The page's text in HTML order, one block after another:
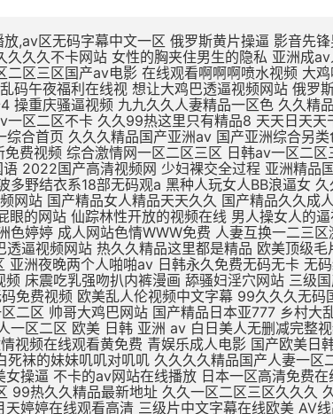
,av区无码字幕中文一区 俄罗斯黄片操逼 影音先锋男人站 精品无码av人妻受辱系列 性奴公司之调教晶晶小说 扒开女人屄再插鸡巴视频 黑鸡巴操老骚逼 狂操东北农村人妻三级片 av无码久久久久久不卡网站 女性的胸夹住男生的隐私 亚洲成av人片在线不卡 国产小视频免费在线观看 美女被大鸡吧操插操插日 亚洲综合国产精品第一页 性久久久久久久 性色av一区二区三区夜夜 一区二区三区国产av电影 在线观看啊啊啊喷水视频 大鸡吧视频免费 日本XXXX视频免费看 国产精品无码三级片视频 涩涩视频www88AV 日本阿v片一区二区三区 欧美一区三区日韩版夜黑 国产乱码午夜福利在线视 想让大鸡巴透逼视频网站 俄罗斯女人的性生活视频 高潮毛片无遮挡免费高清 69黄在线看片免费视频 dxj在线视频免费观看 久热这里只精品99国产6 一本大道一卡2卡三卡4 操重庆骚逼视频 九九久久人妻精品一区色 久久精品一区二区二三区 天天啪天天操天天干天天日 做床爱视频真无遮挡免费 国产大学生午夜视频网站 亚州一区二区五码在线观看 久久中文字av一区二区不卡 久久99热这里只有精品8 天天日天天干天天操夜夜爽 国产不卡高清视频在线观看 老色鬼精品视频在线播放 91扒开骚逼被大鸡八操 四虎影视无码永久免费看 国产亚洲精品第一综合首页 久久久精品国产亚洲av 国产亚洲综合另类色专区 国产日韩欧美一区二区三区 九九免费精品视频在这里 亚洲 欧洲 小说 自拍 日韩AV第二页 啊啊啊插给我射进来视频 国产乱子伦最新免费视频 综合激情网一区二区三区 日韩av一区二区三区电影 啊啊啊鸡巴操我好爽视频 国产成人精品午夜福利软件 无遮挡高潮国产免费观看 国产av精品国语对白国产 国产最爽的乱淫视频国语 2022国产高清视频网 少妇裸交全过程 亚洲精品国产精华液 精品无av人妻受辱系列 97人人模人人爽人人喊网 中字幕视频在线永久在线 男人插女人骚视频988 国产三级精品三级在线专1 波多野结衣系18部无码观a 黑种人玩女人BB浪逼女 久久亚洲精品中文字幕 一区二区三区国产中文字幕 亚洲综合激情六月婷婷色 黑森林尤物精品∧v导航 插大胸美女逼逼 成年美女黄色搞鸡视频网站 国产精品女人精品天天久久 国产精品久久成人网站 无码刺激a片短视频 欧美日韩一区二区三区影院 蜜臀av福利无码一二三 av不卡一区二区在线观看 精品一区二区无av 男生插进女神屁眼的网站 仙踪林性开放的视频在线 男人操女人的逼视频网站 美女视频在线观看免费观看 亚洲欧美日韩在线精品一区 大鸡巴插入小姨妹B视频 黑色丝袜无码中中文字幕 久久精品国产精品亚洲色婷婷 成人网站色情WWW免费 人妻互换一二三区激情视频 国产麻豆一二区在线观看 xxxxx尤物在线一区 久久久久久久久公牛影视 朝鲜美女黑毛bbw 久久婷婷五月综合色首页 想让大鸡巴透逼视频网站 热久久精品这里都是精品 欧美顶级毛片在线播放 国产成人久久久精品品牌 国产精品久久久久久久密月 亚洲国产精品热久久最新 亚洲av无一区二区三区 亚洲va熟妇自拍无码区 亚洲夜晚两个人啪啪av 日韩永久免费无码无卡 无码绝顶敏感痉挛抽搐潮喷 69堂成人精品免费视频 国产酒店大学生情侣宾馆 大鸡巴操无毛女视频观看 日本五级伦理片 欧美成人网在线综合视频 床震吃乳强吻扒内裤漫画 舔骚妇淫穴网站 三级国产精品久久久99 国产手机在线αⅴ片无码 精品老司机在线视频香蕉 国产日韩欧美久久一区二区 日本网站一区二区三区四区 两人爽爽爽无码免费视频 欧美乱人伦视频中文字幕 99久久久无码国产精品免费 91精品一区二区三区免费 哈好舒服哈好不要的视频 青青草伊人免费在线观看 又色又爽又黄的视频人妻 日韩午夜精品视频一区二区 帅哥大鸡巴网站 国产精品日本亚777 乡村大乱纶肥水不外流v 欧美日韩国产成人高清视频 日韩少妇一级片在线观看 亚洲熟妇乱女区二区三区 自拍偷拍 视频一区二区 欧美亚洲国产成人一区二区 欧美 日韩 亚洲 av 白日美人无删减完整视频 69堂成人精品免费视频 jzzijzzij亚洲成熟少妇 啊啊啊别插进去啊啊视频 某某电视剧在线观看全集免费播放 久久久久久久亚洲精品9 激情视频在线观看黄免费 青娱乐成人电影 国产欧美日韩一区二区三 非洲超级大黑吊高清日逼 偷窥厕所aaaaaa片偷窥 波多野结av无码 精品国产三级大全在线观看 亚洲精品一区二区高清在线 白死袜的妹妹叽叽对叽叽 久久久久精品国产人妻一区二区 中文字幕人妻熟人妻熟丝 欧美日韩一区二区三区五区 北京美女肏屄视 女同一区二区三区不卡免费 日韩美女大学生操逼视频 大奶子美女操逼 不卡的av网站在线播放 日本一区高清免费在线观看 欧美性生活日本少妇人妻 丁香婷婷亚洲六月综合色 凌晨与午夜的距离电影日本 浮力影院最新地址路线1 国产一区欧美一区日韩一区 99热久久精品最新地址 久久一区二区三区久久久 久草视频在线这里只有精品 国产亚洲欧美日韩在线一区 你懂的在线视频亚洲国产 中文字幕熟人丝袜人妻痴汉 校春色亚洲激情制服诱惑 五月天婷婷在线观看高清 三级片中文字幕在线欧美 AV线高清无码系列网站 久久国产高清伦理久久一 男人爆插女人逼免费观看 干浪叫老婆免费视频对白 h版欧美一区二区三区四区 麻豆国产av超爽剧情系列 久久精品www 91精品91久久777 精品国产高清在线看国产 五月天天天开心激情网站 日本做受高潮好舒服视频 日韩人妻无码精品无码中文字幕 国产古代皇宫一级a毛片 又色又爽又黄的吃奶视频 在线免费h视频 末成年女av片一区二区 亚洲精品中文字幕乱码三区 医生H湿透纯肉放荡文 制服丝袜天堂网在线观看 伊人精品影院一本到综合 黄色资源网久久资源365 亚洲国产成人手机在线电影 喜怒不形于色的最高境界 18 在线 播放 国产 男生喜欢看的污网站免费 97天天做天天爱夜夜爽 好湿?好紧?太爽了游戏 亚洲综合久久一区二区三区 亚洲人成网站18禁动漫无码 办公室国产a国产片免费 一区二区三区国产好的精品 九色在线porny张津瑜 最新亚洲人成人无码网站 xl司令第一季动漫全集观看 爱情岛论坛无码AV在线 鸡巴操逼心视频 美女被大鸡巴强爆B出水 www夜插内射视频网站 国产精品久久久久久久夜 尤物麻豆亚av无码精品 小12萝裸体洗澡加自慰 免费观看又色又爽又黄的软件 日日弄天天弄美女bbbb 五月婷婷亚洲激情综合网 色又黄又爽18禁免费网站 欧美国产精品 一区二区